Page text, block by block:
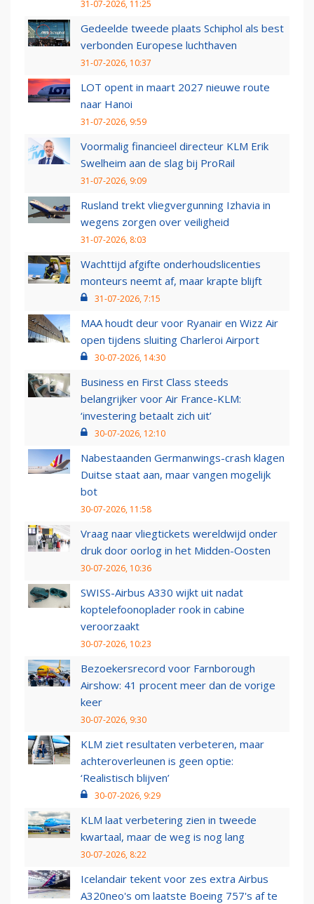
31-07-2026, 11:25
Gedeelde tweede plaats Schiphol als best
verbonden Europese luchthaven
31-07-2026, 10:37
LOT opent in maart 2027 nieuwe route
naar Hanoi
31-07-2026, 9:59
Voormalig financieel directeur KLM Erik
Swelheim aan de slag bij ProRail
31-07-2026, 9:09
Rusland trekt vliegvergunning Izhavia in
wegens zorgen over veiligheid
31-07-2026, 8:03
Wachttijd afgifte onderhoudslicenties
monteurs neemt af, maar krapte blijft
31-07-2026, 7:15
MAA houdt deur voor Ryanair en Wizz Air
open tijdens sluiting Charleroi Airport
30-07-2026, 14:30
Business en First Class steeds
belangrijker voor Air France-KLM:
‘investering betaalt zich uit’
30-07-2026, 12:10
Nabestaanden Germanwings-crash klagen
Duitse staat aan, maar vangen mogelijk
bot
30-07-2026, 11:58
Vraag naar vliegtickets wereldwijd onder
druk door oorlog in het Midden-Oosten
30-07-2026, 10:36
SWISS-Airbus A330 wijkt uit nadat
koptelefoonoplader rook in cabine
veroorzaakt
30-07-2026, 10:23
Bezoekersrecord voor Farnborough
Airshow: 41 procent meer dan de vorige
keer
30-07-2026, 9:30
KLM ziet resultaten verbeteren, maar
achteroverleunen is geen optie:
‘Realistisch blijven’
30-07-2026, 9:29
KLM laat verbetering zien in tweede
kwartaal, maar de weg is nog lang
30-07-2026, 8:22
Icelandair tekent voor zes extra Airbus
A320neo's om laatste Boeing 757's af te